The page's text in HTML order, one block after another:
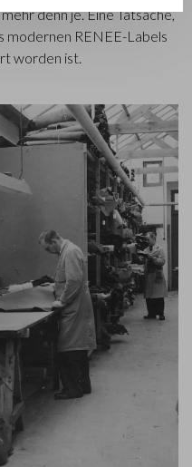
denn je. Eine Tatsache,
modernen RENEE-Labels
worden ist.